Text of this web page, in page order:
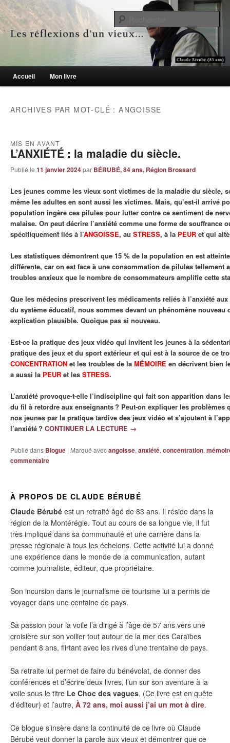
Les réflexions d'un vieux…
Le blogue des aînés de 65 ans et +
Menu principal
Aller au contenu principal
Aller au contenu secondaire
Accueil Mon livre
ARCHIVES PAR MOT-CLÉ :ANGOISSE
L’ANXIÉTÉ : la maladie du siècle.
MIS EN AVANT
Publié le 11 janvier 2024par BÉRUBÉ, 84 ans, Région Brossard
Les jeunes comme les vieux sont victimes de la maladie du siècle,
même les adultes en sont aussi les victimes. Mais, qu’est-il arrivé
population ingère ces pilules pour lutter contre ce sentiment de
malaise. On peut décrire l’anxiété comme une forme de souffrance
spécifiquement liés à l’ANGOISSE, au STRESS, à la PEUR et qui
Les statistiques démontrent que 15 % de la population en est
différente, car on est face à une consommation de pilules tellement
troubles anxieux que le nombre de consommateurs amplifie cette
Que les médecins prescrivent les médicaments reliés à l’anxiété
du système éducatif, nous sommes devant un phénomène nouveau
explication plausible. Quoique pas si nouveau.
Est-ce la pratique des jeux vidéo qui invitent les jeunes à la
pratique des jeux et du sport extérieur et qui est à la source de ce
CONCENTRATION et les troubles de la MÉMOIRE en décrivent bien
a aussi la PEUR et les STRESS.
L’anxiété provoque-t-elle l’indiscipline qui fait son apparition dans
du fil à retordre aux enseignants ? Peut-on expliquer les problèmes
nos jeunes par la pratique tardive des jeux vidéo et s’ajoutent à
l’anxiété ? CONTINUER LA LECTURE →
Publié dans Blogue | Marqué avecangoisse, anxiété, concentration,
commentaire
À PROPOS DE CLAUDE BÉRUBÉ
Claude Bérubé est un retraité âgé de 83 ans. Il réside dans la
région de la Montérégie. Tout au cours de sa longue vie, il fut
très impliqué dans sa communauté et une carrière dans la
presse régionale à tous les échelons. Cette activité lui a donné
une expérience dans le monde de la communication, autant
comme journaliste, éditeur, que propriétaire.
Son incursion dans le journalisme de tourisme lui a permis de
voyager dans une centaine de pays.
Sa passion pour la voile l’a dirigé à l’âge de 57 ans vers une
croisière sur son voilier tout autour de la mer des Caraïbes
pendant 8 ans, flirtant avec les rives d’une trentaine de pays.
Sa retraite lui permet de faire du bénévolat, de donner des
conférences et d’écrire deux livres, l’un sur son aventure à la
voile sous le titre Le Choc des vagues, (Ce livre est en quête
d’éditeur) et l’autre, À 72 ans, moi aussi j’ai un mot à dire.
Ce blogue s’insère dans la continuité de ce livre où Claude
Bérubé veut donner la parole aux vieux et démontrer que ce